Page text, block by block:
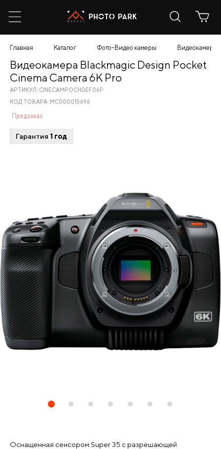
Главная Каталог Фото-Видео камеры Видеокамеры
Оснащенная сенсором Super 35 с разрешающей
Видеокамера Blackmagic Design Pocket
Cinema Camera 6K Pro
АРТИКУЛ: CINECAMPOCHDEF06P
КОД ТОВАРА: МС000015696
Предзаказ
Гарантия 1 год